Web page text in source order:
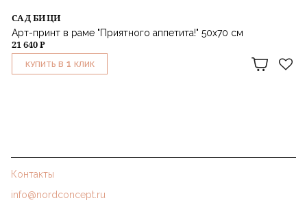
САД БИЦИ
Арт-принт в раме "Приятного аппетита!" 50х70 см
21 640 ₽
КУПИТЬ В 1 КЛИК
Контакты
info@nordconcept.ru